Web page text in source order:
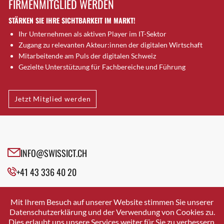
Brütten
Bubendorf
Bubikon
Buchs (SG)
Burgdorf
Bülach
Cazis
Cham
Davos Platz
Davos Platz 1
Dietikon
Dietlikon
FIRMENMITGLIED WERDEN
STÄRKEN SIE IHRE SICHTBARKEIT IM MARKT!
Ihr Unternehmen als aktiven Player im IT-Sektor
Zugang zu relevanten Akteur:innen der digitalen Wirtschaft
Mitarbeitende am Puls der digitalen Schweiz
Gezielte Unterstützung für Fachbereiche und Führung
Jetzt Mitglied werden
INFO@SWISSICT.CH
+41 43 336 40 20
SWISSICT
VULKANSTRASSE 120
8048 ZURICH
Mit Ihrem Besuch auf unserer Website stimmen Sie unserer
Datenschutzerklärung und der Verwendung von Cookies zu.
Dies erlaubt uns unsere Services weiter für Sie zu verbessern.